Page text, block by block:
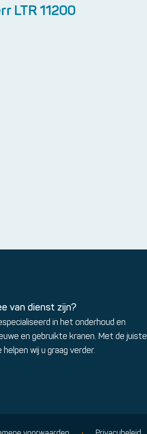
LTR 11200
van dienst zijn?
in het onderhoud en
en gebruikte kranen. Met de juiste
wij u graag verder.